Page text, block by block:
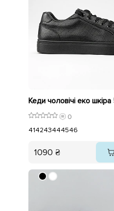
0
414243444546
1090 ₴